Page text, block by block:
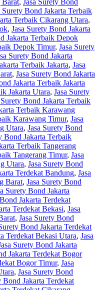
Surety Bond Jakarta Terbaik
Terbaik Cikarang Utara,
, Jasa Surety Bond Jakarta
Jakarta Terbaik Depok
Depok Timur, Jasa Surety
Surety Bond Jakarta
Terbaik Jakarta, Jasa
, Jasa Surety Bond Jakarta
Jakarta Terbaik Jakarta
Jakarta Utara, Jasa Surety
Surety Bond Jakarta Terbaik
Terbaik Karawang
Karawang Timur, Jasa
Utara, Jasa Surety Bond
Bond Jakarta Terbaik
Terbaik Tangerang
Tangerang Timur, Jasa
Utara, Jasa Surety Bond
Terdekat Bandung, Jasa
Barat, Jasa Surety Bond
Surety Bond Jakarta
Jakarta Terdekat
Terdekat Bekasi, Jasa
, Jasa Surety Bond
Bond Jakarta Terdekat
Terdekat Bekasi Utara, Jasa
Surety Bond Jakarta
Jakarta Terdekat Bogor
Bogor Timur, Jasa
, Jasa Surety Bond
Bond Jakarta Terdekat